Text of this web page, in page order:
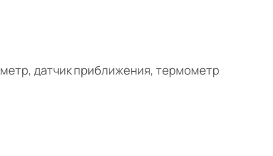
датчик приближения, термометр